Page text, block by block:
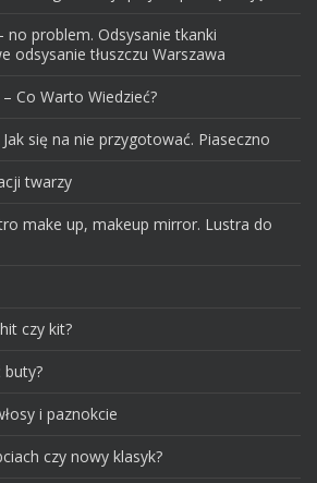
no problem. Odsysanie tkanki
odsysanie tłuszczu Warszawa
Co Warto Wiedzieć?
się na nie przygotować. Piaseczno
twarzy
make up, makeup mirror. Lustra do
czy kit?
buty?
i paznokcie
czy nowy klasyk?